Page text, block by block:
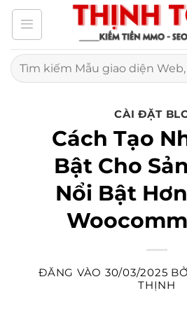
Bỏ
qua
nội
dung
Tìm
kiếm:
CÀI ĐẶT
Cách Tạo
Bật Cho
Nổi Bật
ĐĂNG VÀO 30/03/2025
THỊNH